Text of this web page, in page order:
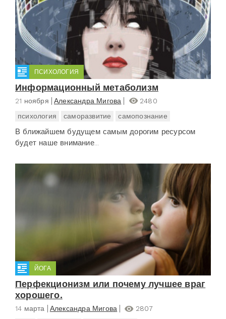
ПСИХОЛОГИЯ
Информационный метаболизм
21 ноября Александра Мигова
2480
психология
саморазвитие самопознание
В ближайшем будущем самым дорогим ресурсом
будет наше внимание...
ЙОГА
Перфекционизм или почему лучшее враг
хорошего.
14 марта Александра Мигова
2807